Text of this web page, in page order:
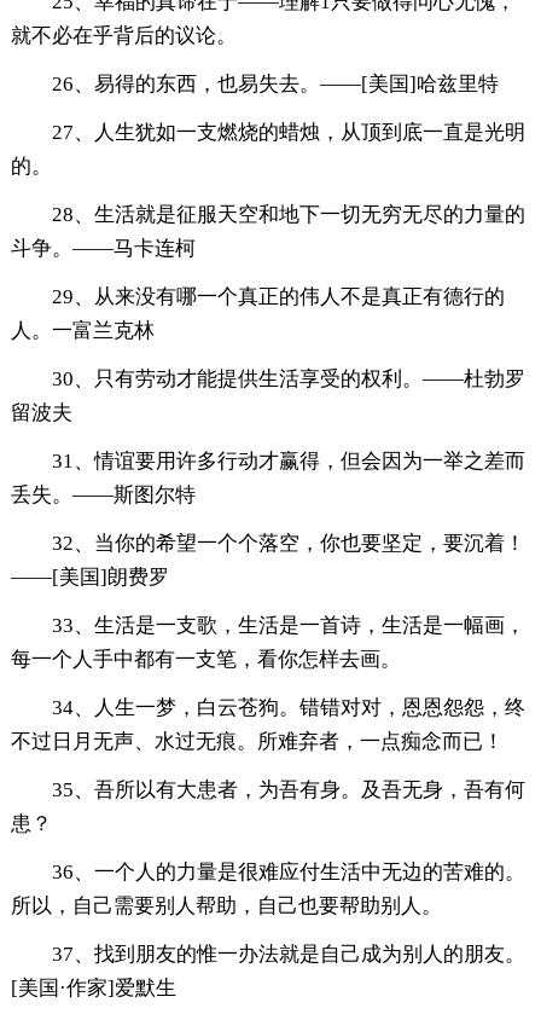
就不必在乎背后的议论。
26、易得的东西，也易失去。——[美国]哈兹里特
27、人生犹如一支燃烧的蜡烛，从顶到底一直是光明
的。
28、生活就是征服天空和地下一切无穷无尽的力量的
斗争。——马卡连柯
29、从来没有哪一个真正的伟人不是真正有德行的
人。一富兰克林
30、只有劳动才能提供生活享受的权利。——杜勃罗
留波夫
31、情谊要用许多行动才赢得，但会因为一举之差而
丢失。——斯图尔特
32、当你的希望一个个落空，你也要坚定，要沉着！
——[美国]朗费罗
33、生活是一支歌，生活是一首诗，生活是一幅画，
每一个人手中都有一支笔，看你怎样去画。
34、人生一梦，白云苍狗。错错对对，恩恩怨怨，终
不过日月无声、水过无痕。所难弃者，一点痴念而已！
35、吾所以有大患者，为吾有身。及吾无身，吾有何
患？
36、一个人的力量是很难应付生活中无边的苦难的。
所以，自己需要别人帮助，自己也要帮助别人。
37、找到朋友的惟一办法就是自己成为别人的朋友。
[美国·作家]爱默生